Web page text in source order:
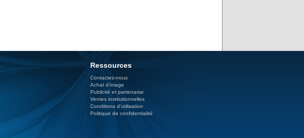
Ressources
Contactez-nous
Achat d'image
Publicité et partenariat
Ventes institutionnelles
Conditions d’utilisation
Politique de confidentialité